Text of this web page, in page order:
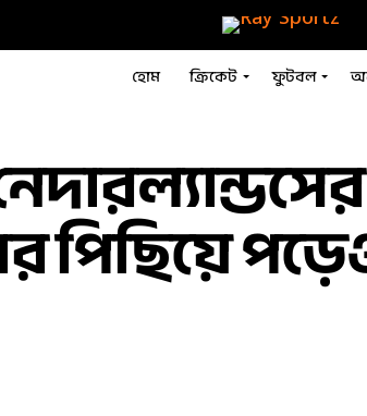
হোম ক্রিকেট ফুটবল
পিছিয়ে